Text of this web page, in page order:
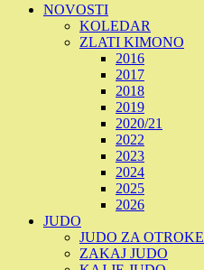
NOVOSTI
KOLEDAR
ZLATI KIMONO
2016
2017
2018
2019
2020/21
2022
2023
2024
2025
2026
JUDO
JUDO ZA OTROKE
ZAKAJ JUDO